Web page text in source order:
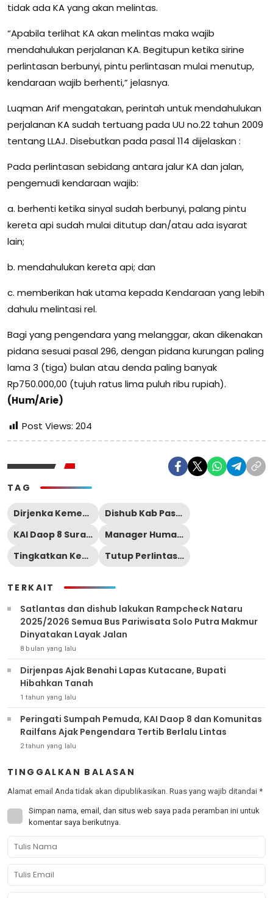
tidak ada KA yang akan melintas.
“Apabila terlihat KA akan melintas maka wajib
mendahulukan perjalanan KA. Begitupun ketika sirine
perlintasan berbunyi, pintu perlintasan mulai menutup,
kendaraan wajib berhenti,” jelasnya.
Luqman Arif mengatakan, perintah untuk mendahulukan
perjalanan KA sudah tertuang pada UU no.22 tahun 2009
tentang LLAJ. Disebutkan pada pasal 114 dijelaskan :
Pada perlintasan sebidang antara jalur KA dan jalan,
pengemudi kendaraan wajib:
a. berhenti ketika sinyal sudah berbunyi, palang pintu
kereta api sudah mulai ditutup dan/atau ada isyarat
lain;
b. mendahulukan kereta api; dan
c. memberikan hak utama kepada Kendaraan yang lebih
dahulu melintasi rel.
Bagi yang pengendara yang melanggar, akan dikenakan
pidana sesuai pasal 296, dengan pidana kurungan paling
lama 3 (tiga) bulan atau denda paling banyak
Rp750.000,00 (tujuh ratus lima puluh ribu rupiah).
(Hum/Arie)
Post Views: 204
TAG
Dirjenka Kemenhub
Dishub Kab Pasuruan
KAI Daop 8 Surabaya
Manager Humas KAI Daop 8 Surabaya
Tingkatkan Keselamatan Perjalanan Kereta Api
Tutup Perlintasan Sebidang Liar Di Beji Pasuruan
TERKAIT
Satlantas dan dishub lakukan Rampcheck Nataru
2025/2026 Semua Bus Pariwisata Solo Putra Makmur
Dinyatakan Layak Jalan
8 bulan yang lalu
Dirjenpas Ajak Benahi Lapas Kutacane, Bupati
Hibahkan Tanah
1 tahun yang lalu
Peringati Sumpah Pemuda, KAI Daop 8 dan Komunitas
Railfans Ajak Pengendara Tertib Berlalu Lintas
2 tahun yang lalu
TINGGALKAN BALASAN
Alamat email Anda tidak akan dipublikasikan. Ruas yang wajib ditandai *
Simpan nama, email, dan situs web saya pada peramban ini untuk
komentar saya berikutnya.